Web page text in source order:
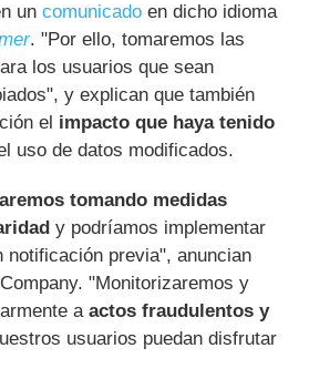
uncomunicado en dicho idioma
. "Por ello, tomaremos las
los usuarios que sean
y explican que también
el impacto que haya tenido
uso de datos modificados.
tomando medidas
y podríamos implementar
previa", anuncian
"Monitorizaremos y
aactos fraudulentos y
usuarios puedan disfrutar